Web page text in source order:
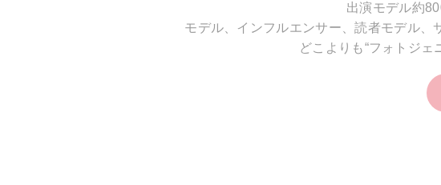
出演モデル約
モデル、インフルエンサー、読者モデル、
どこよりも“フォトジェ